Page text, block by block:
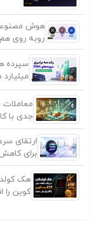
هوش مصنوعی
روبه روی هم
جدی با
ارتقای
برای
کوین را